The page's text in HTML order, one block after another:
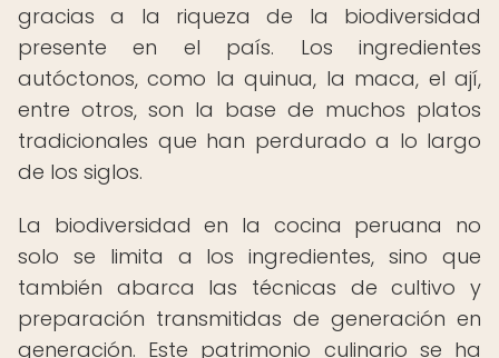
gracias a la riqueza de la biodiversidad
presente en el país. Los ingredientes
autóctonos, como la quinua, la maca, el ají,
entre otros, son la base de muchos platos
tradicionales que han perdurado a lo largo
de los siglos.
La biodiversidad en la cocina peruana no
solo se limita a los ingredientes, sino que
también abarca las técnicas de cultivo y
preparación transmitidas de generación en
generación. Este patrimonio culinario se ha